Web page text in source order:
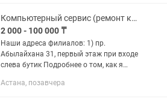
Компьютерный сервис (ремонт компьютеров, ноутбуков, PS4/PS5)
2 000 - 100 000 ₸
Наши адреса филиалов: 1) пр.
Абылайхана 31, первый этаж при входе
слева бутик Подробнее о том, как я
НАЧАЛА РЕМОНТА. Даю гарантию до 1
Астана, позавчера